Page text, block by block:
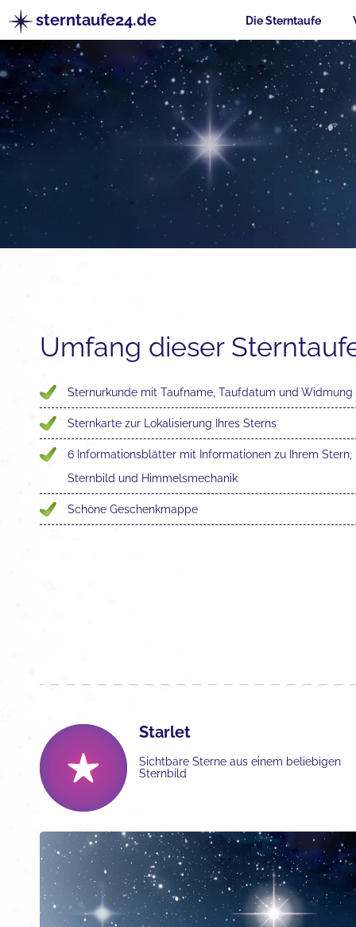
sterntaufe24.de Die Sterntaufe
Umfang dieser
Sternurkunde mit Taufname, Taufdatum und Widmung
Sternkarte zur Lokalisierung Ihres Sterns
6 Informationsblätter mit Informationen zu Ihrem Stern,
Sternbild und Himmelsmechanik
Schöne Geschenkmappe
Starlet
Sichtbare Sterne aus einem beliebigen
Sternbild